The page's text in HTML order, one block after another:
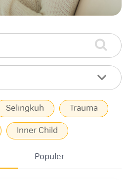
Selingkuh
Trauma
Inner Child
Populer